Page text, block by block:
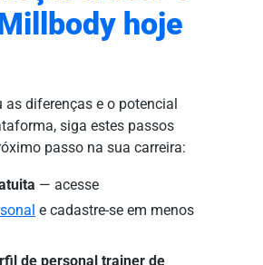
hoje
diferenças e o potencial
siga estes passos
passo na sua carreira:
— acesse
e cadastre-se em menos
de personal trainer de